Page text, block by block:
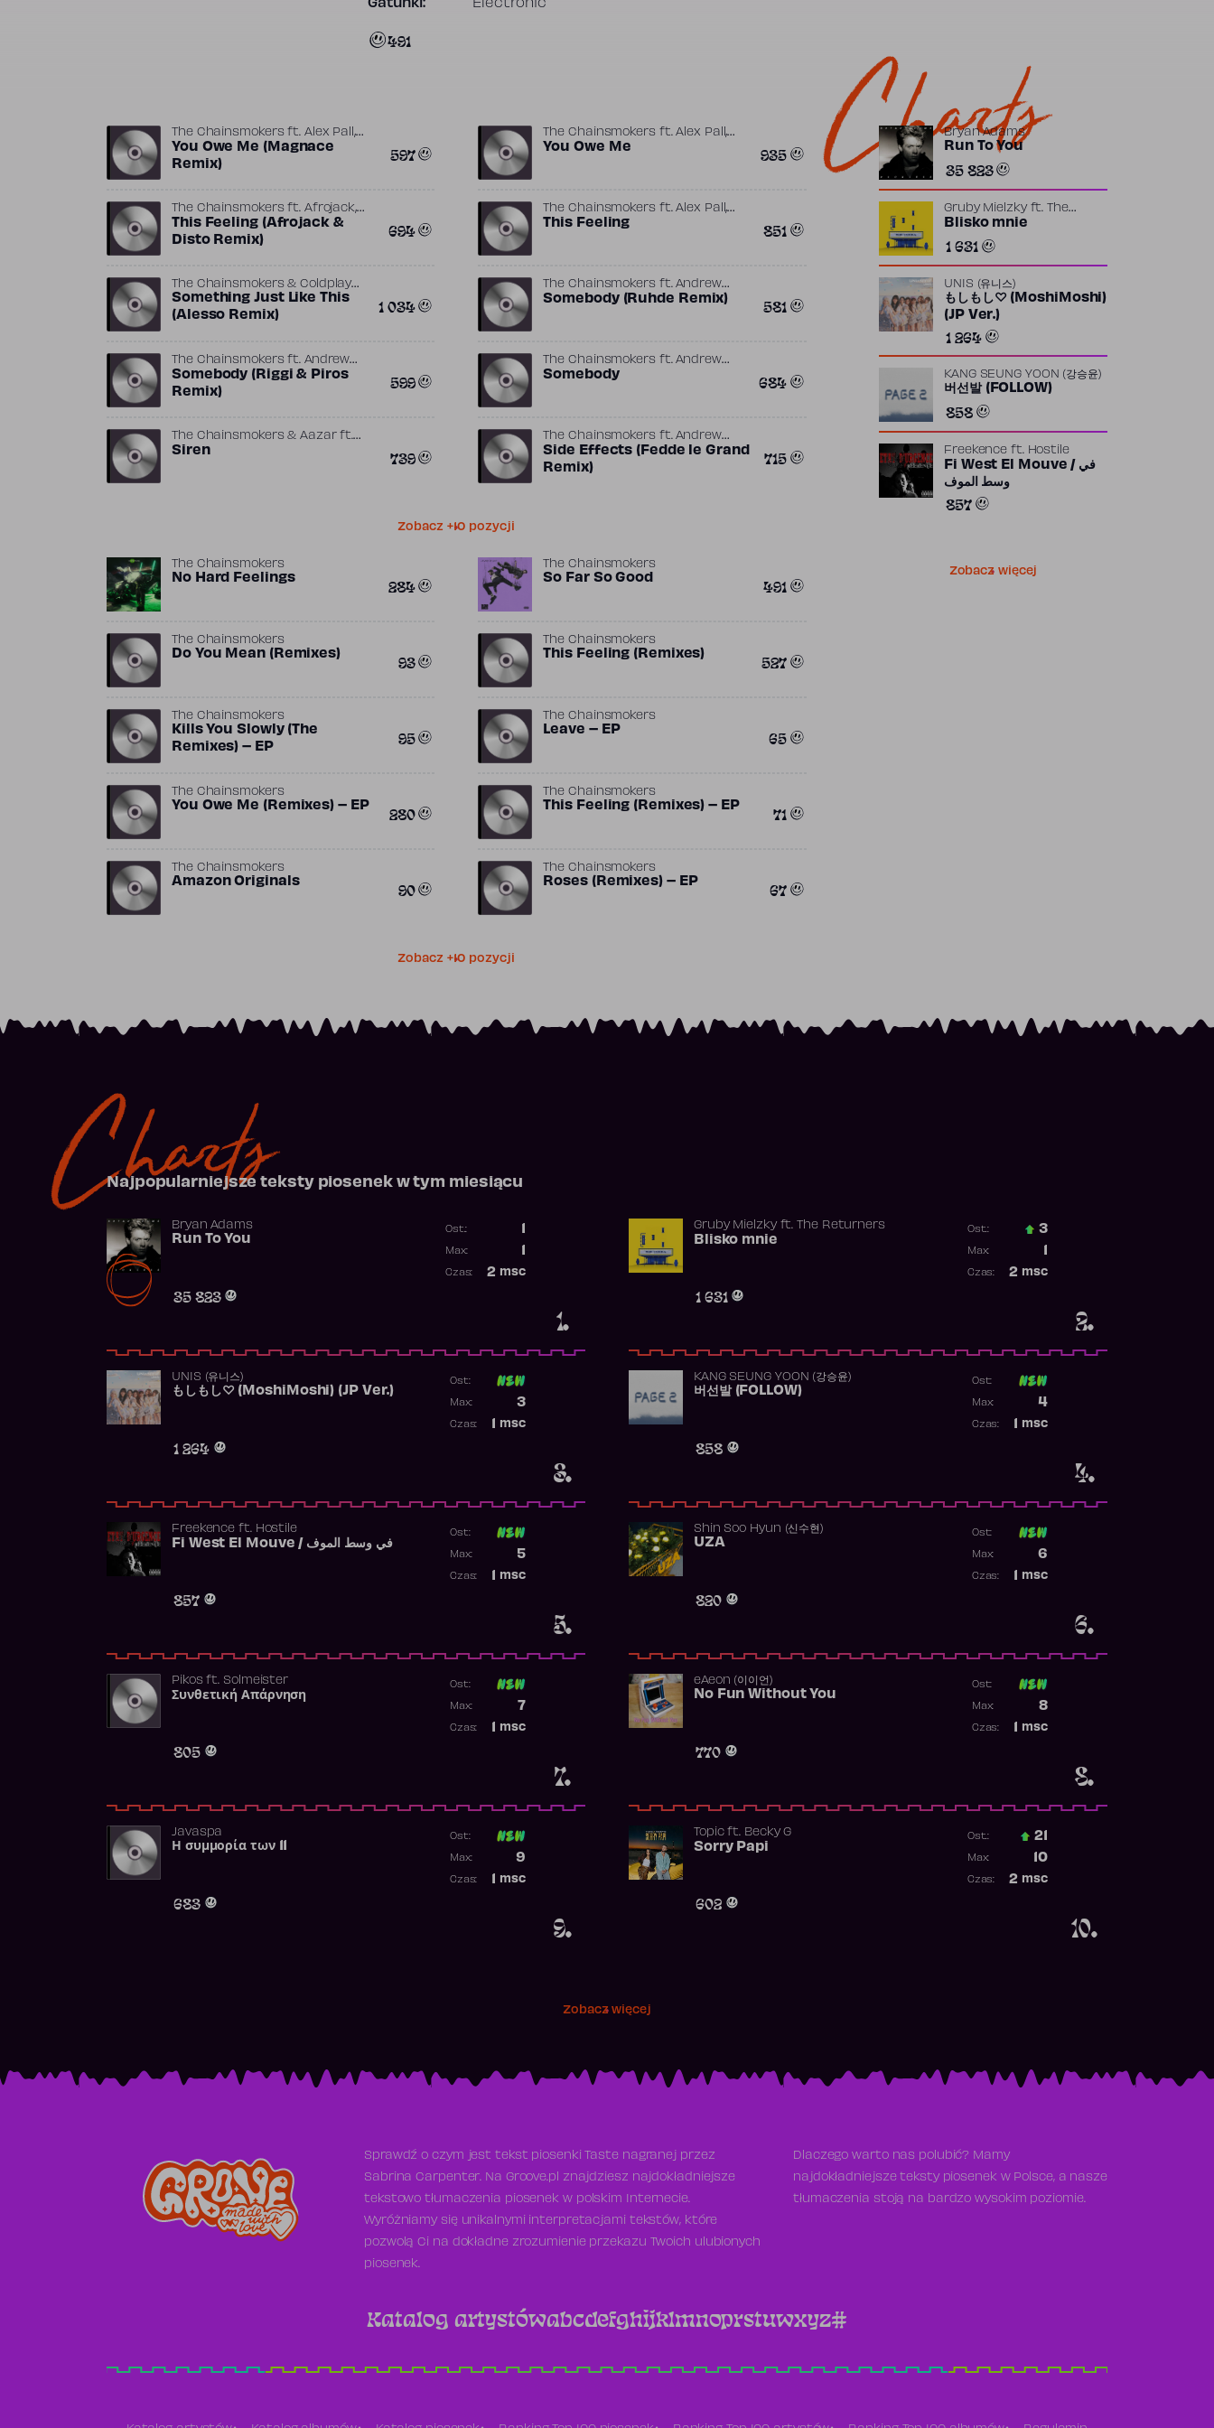
Gatunki: Electronic
491
The Chainsmokersft. Alex Pall ,
Andrew Taggart ,Chelsea Jade
Emily Warren
You Owe Me (Magnace
Remix)
597
The Chainsmokersft.Alex Pall,
Andrew Taggart
You Owe Me 935
The Chainsmokersft. Afrojack,
Alex Pall,Andrew Taggart ,DISTO
Emily Warren
This Feeling (Afrojack &
Disto Remix)
694
The Chainsmokersft.Alex Pall,
Andrew Taggart
This Feeling 851
The Chainsmokers & Coldplay
ft.Alesso,Andrew Taggart ,
Chris Martin,Guy Berryman
Jonny Buckland , The
Something Just Like This
(Alesso Remix)
1 034
The Chainsmokersft.Andrew
Taggart,Drew Love,Emily Warren
Somebody (Ruhde Remix) 581
The Chainsmokersft. Andrew
Taggart,Drew Love,Emily Warren
Riggi & Piros
Somebody (Riggi & Piros
Remix)
599
The Chainsmokersft.Andrew
Taggart,Drew Love
Somebody 684
The Chainsmokers & Aazarft.
Aazar,
Siren 739
The Chainsmokersft.Andrew
Taggart,Corey Sanders
Emily
Warren,
“Sly” Sivertsen
Side Effects (Fedde le Grand
Remix)
715
Zobacz +10 pozycji
The Chainsmokers
No Hard Feelings 284
The Chainsmokers
So Far So Good 491
The Chainsmokers
Do You Mean (Remixes) 93
The Chainsmokers
This Feeling (Remixes) 527
The Chainsmokers
Kills You Slowly (The
Remixes) – EP
95
The Chainsmokers
Leave – EP 65
The Chainsmokers
You Owe Me (Remixes) – EP 280
The Chainsmokers
This Feeling (Remixes) – EP 71
The Chainsmokers
Amazon Originals 90
The Chainsmokers
Roses (Remixes) – EP 67
Zobacz +10 pozycji
Charts
Bryan Adams
Run To You
35 823
Gruby Mielzkyft.
The
Returners
Blisko mnie
1 631
UNIS (유니스)
もしもし♡ (MoshiMoshi)
(JP Ver.)
1 264
KANG SEUNG YOON (강승윤)
버선발 (FOLLOW)
858
Freekence ft. Hostile
Fi West El Mouve / في
وسط الموف
857
Zobacz więcej
Charts
Najpopularniejsze teksty piosenek w tym miesiącu
1.
Bryan Adams
Run To You
35 823
Ost.:
Max:
2 msc
Czas:
2.
Gruby Mielzkyft. The Returners
Blisko mnie
1 631
Ost.: 3
Max:
2 msc
Czas:
3.
UNIS (유니스)
もしもし♡ (MoshiMoshi) (JP Ver.)
1 264
Ost:
3
Max:
msc
Czas:
4.
KANG SEUNG YOON (강승윤)
버선발 (FOLLOW)
858
Ost:
4
Max:
msc
Czas:
5.
Freekence ft. Hostile
Fi West El Mouve / في وسط الموف
857
Ost:
5
Max:
msc
Czas:
6.
Shin Soo Hyun (신수현)
UZA
820
Ost:
6
Max:
msc
Czas:
7.
Pikosft. Solmeister
Συνθετική Απάρνηση
805
Ost:
7
Max:
msc
Czas:
8.
​eAeon (이이언)
No Fun Without You
770
Ost:
8
Max:
msc
Czas:
9.
Javaspa
Η συμμορία των 11
683
Ost:
9
Max:
msc
Czas:
10.
Topicft. Becky G
Sorry Papi
602
Ost.: 21
10
Max:
2 msc
Czas:
Zobacz więcej
Sprawdź o czym jest tekst piosenki Taste nagranej przez
Sabrina Carpenter. Na Groove.pl znajdziesz najdokładniejsze
tekstowo tłumaczenia piosenek w polskim Internecie.
Wyróżniamy się unikalnymi interpretacjami tekstów, które
pozwolą Ci na dokładne zrozumienie przekazu Twoich ulubionych
piosenek.
Dlaczego warto nas polubić? Mamy
najdokładniejsze teksty piosenek w Polsce, a nasze
tłumaczenia stoją na bardzo wysokim poziomie.
Katalog artystówabcdefghijklmnoprstuwxyz#